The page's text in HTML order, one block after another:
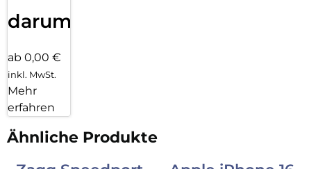
darum!
ab 0,00 €
inkl. MwSt.
Mehr
erfahren
Ähnliche Produkte